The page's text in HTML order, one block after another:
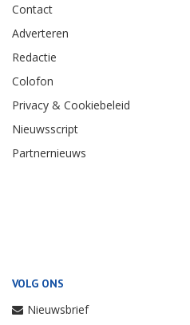
Contact
Adverteren
Redactie
Colofon
Privacy & Cookiebeleid
Nieuwsscript
Partnernieuws
VOLG ONS
Nieuwsbrief